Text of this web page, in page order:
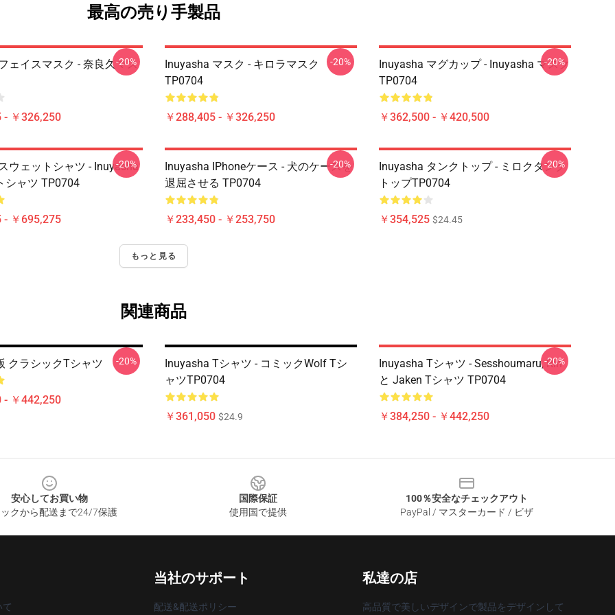
最高の売り手製品
ェイスマスク - 奈良久マス
- ￥326,250
-20%
Inuyasha マスク - キロラマスク
TP0704
￥288,405 - ￥326,250
-20%
Inuyasha マグカップ - Inuyasha マスク
TP0704
￥362,500 - ￥420,500
-20%
ウェットシャツ - Inuyasha
シャツ TP0704
- ￥695,275
-20%
Inuyasha IPhoneケース - 犬のケースを
退屈させる TP0704
￥233,450 - ￥253,750
-20%
Inuyasha タンクトップ - ミロクタンク
トップTP0704
￥354,525 $24.45
-20%
もっと見る
関連商品
クラシックTシャツ
- ￥442,250
-20%
Inuyasha Tシャツ - コミックWolf Tシ
ャツTP0704
￥361,050 $24.9
Inuyasha Tシャツ - Sesshoumaru, Rin
と Jaken Tシャツ TP0704
￥384,250 - ￥442,250
-20%
安心してお買い物
クから配送まで24/7保護
国際保証
使用国で提供
100％安全なチェックアウト
PayPal / マスターカード / ビザ
当社のサポート
配送&配送ポリシー
私達の店
高品質で美しいデザインで製品をデザインして